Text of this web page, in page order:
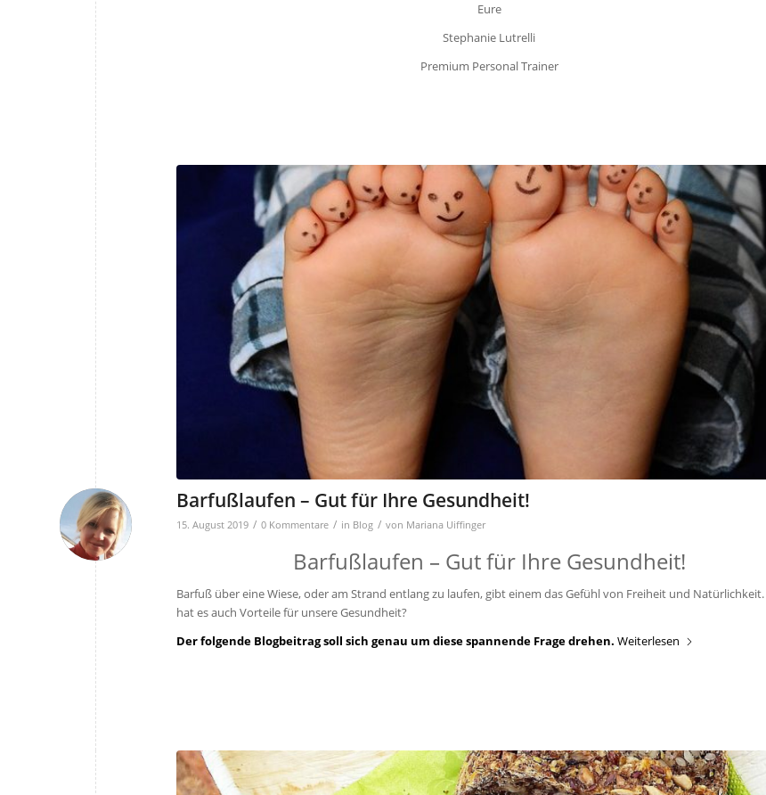
Eure
Stephanie Lutrelli
Premium Personal Trainer
Barfußlaufen – Gut für Ihre Gesundheit!
15. August 2019 / 0 Kommentare / in Blog / von Mariana Uiffinger
Barfußlaufen – Gut für Ihre Gesundheit!
Barfuß über eine Wiese, oder am Strand entlang zu laufen, gibt einem das Gefühl von Freiheit und Natürlichkeit.
hat es auch Vorteile für unsere Gesundheit?
Der folgende Blogbeitrag soll sich genau um diese spannende Frage drehen. Weiterlesen